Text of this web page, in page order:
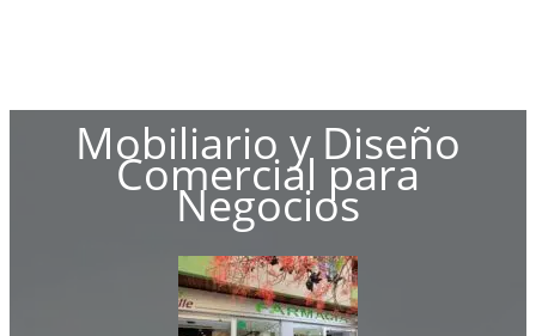
Mobiliario y Diseño
Comercial para
Negocios